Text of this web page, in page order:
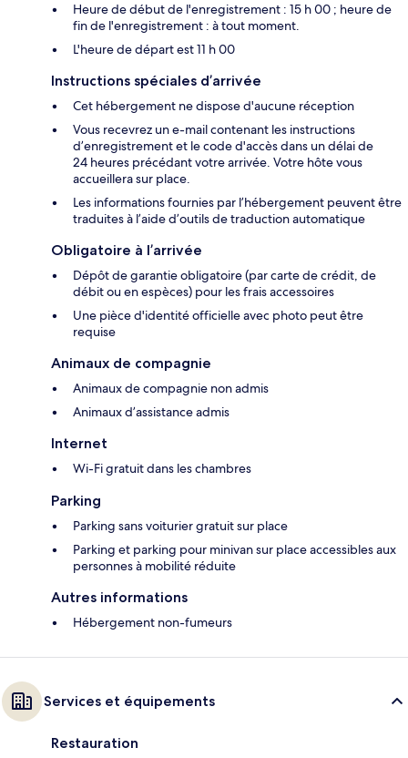
Heure de début de l'enregistrement : 15 h 00 ; heure de
fin de l'enregistrement : à tout moment.
L'heure de départ est 11 h 00
Instructions spéciales d’arrivée
Cet hébergement ne dispose d'aucune réception
Vous recevrez un e-mail contenant les instructions
d’enregistrement et le code d'accès dans un délai de
24 heures précédant votre arrivée. Votre hôte vous
accueillera sur place.
Les informations fournies par l’hébergement peuvent être
traduites à l’aide d’outils de traduction automatique
Obligatoire à l’arrivée
Dépôt de garantie obligatoire (par carte de crédit, de
débit ou en espèces) pour les frais accessoires
Une pièce d'identité officielle avec photo peut être
requise
Animaux de compagnie
Animaux de compagnie non admis
Animaux d’assistance admis
Internet
Wi-Fi gratuit dans les chambres
Parking
Parking sans voiturier gratuit sur place
Parking et parking pour minivan sur place accessibles aux
personnes à mobilité réduite
Autres informations
Hébergement non-fumeurs
Services et équipements
Restauration